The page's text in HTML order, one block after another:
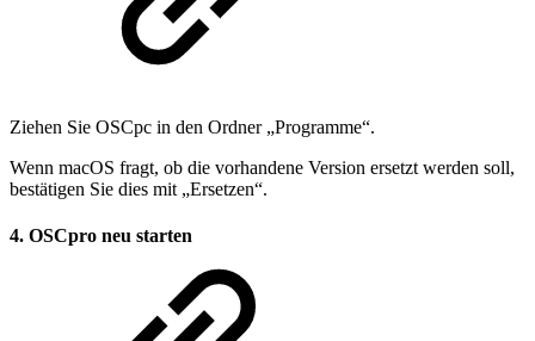
Ziehen Sie OSCpc in den Ordner „Programme“.
Wenn macOS fragt, ob die vorhandene Version ersetzt werden soll,
bestätigen Sie dies mit „Ersetzen“.
4. OSCpro neu starten